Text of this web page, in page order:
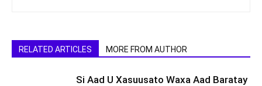
RELATED ARTICLES MORE FROM AUTHOR
Si Aad U Xasuusato Waxa Aad Baratay